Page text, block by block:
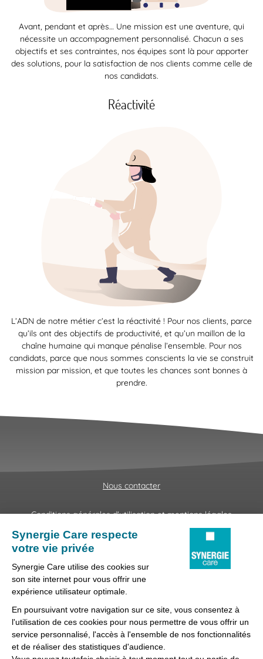
Avant, pendant et après… Une mission est une aventure, qui
nécessite un accompagnement personnalisé. Chacun a ses
objectifs et ses contraintes, nos équipes sont là pour apporter
des solutions, pour la satisfaction de nos clients comme celle de
nos candidats.
Réactivité
L’ADN de notre métier c’est la réactivité ! Pour nos clients, parce
qu’ils ont des objectifs de productivité, et qu’un maillon de la
chaîne humaine qui manque pénalise l’ensemble. Pour nos
candidats, parce que nous sommes conscients la vie se construit
mission par mission, et que toutes les chances sont bonnes à
prendre.
Nous contacter
Conditions générales d'utilisation et mentions légales
Fraudes & Hameçonnages
Lanceur d'alertes
Préférences des cookies